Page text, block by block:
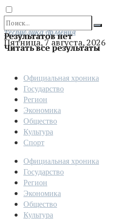
Результатов нет
Читать все результаты
Отправить
Республика Армения
Пятница, 7 августа, 2026
Официальная хроника
Государство
Регион
Экономика
Общество
Культура
Спорт
Официальная хроника
Государство
Регион
Экономика
Общество
Культура